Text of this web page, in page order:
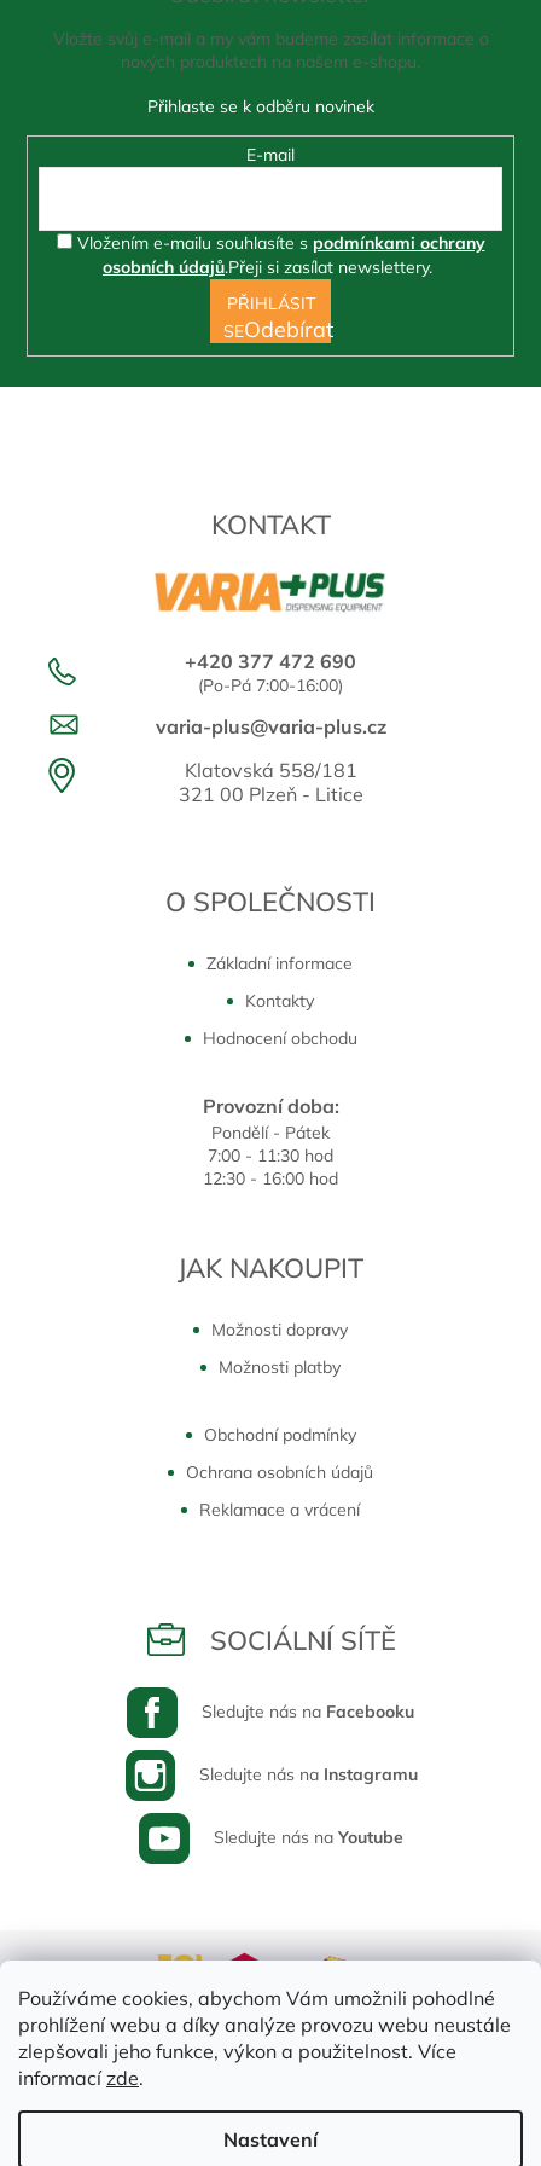
Používáme cookies, abychom Vám umožnili pohodlné
prohlížení webu a díky analýze provozu webu neustále
zlepšovali jeho funkce, výkon a použitelnost. Více
informacízde.
Nastavení
KONTAKT
+420 377 472 690
(Po-Pá 7:00-16:00)
varia-plus@varia-plus.cz
Klatovská 558/181
321 00 Plzeň - Litice
O SPOLEČNOSTI
Základní informace
Kontakty
Hodnocení obchodu
Provozní doba:
Pondělí - Pátek
7:00 - 11:30 hod
12:30 - 16:00 hod
JAK NAKOUPIT
Možnosti dopravy
Možnosti platby
Obchodní podmínky
Ochrana osobních údajů
Reklamace a vrácení
SOCIÁLNÍ SÍTĚ
Sledujte nás na Facebooku
Sledujte nás na Instagramu
Sledujte nás na Youtube
Vložte svůj e-mail a my vám budeme zasílat informace o
nových produktech na našem e-shopu.
E-mail
Vložením e-mailu souhlasíte s podmínkami ochrany
osobních údajů.Přeji si zasílat newslettery.
PŘIHLÁSIT
SE